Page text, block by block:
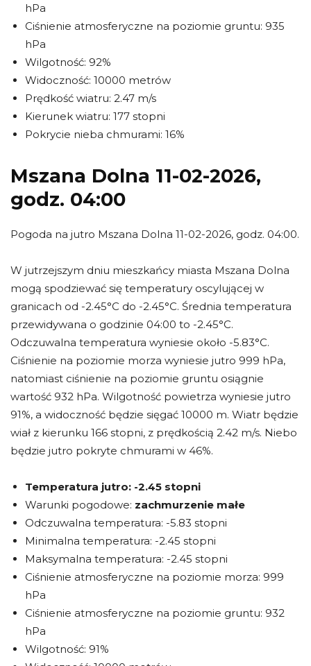
hPa
Ciśnienie atmosferyczne na poziomie gruntu: 935
hPa
Wilgotność: 92%
Widoczność: 10000 metrów
Prędkość wiatru: 2.47 m/s
Kierunek wiatru: 177 stopni
Pokrycie nieba chmurami: 16%
Mszana Dolna 11-02-2026,
godz. 04:00
Pogoda na jutro Mszana Dolna 11-02-2026, godz. 04:00.
W jutrzejszym dniu mieszkańcy miasta Mszana Dolna
mogą spodziewać się temperatury oscylującej w
granicach od -2.45°C do -2.45°C. Średnia temperatura
przewidywana o godzinie 04:00 to -2.45°C.
Odczuwalna temperatura wyniesie około -5.83°C.
Ciśnienie na poziomie morza wyniesie jutro 999 hPa,
natomiast ciśnienie na poziomie gruntu osiągnie
wartość 932 hPa. Wilgotność powietrza wyniesie jutro
91%, a widoczność będzie sięgać 10000 m. Wiatr będzie
wiał z kierunku 166 stopni, z prędkością 2.42 m/s. Niebo
będzie jutro pokryte chmurami w 46%.
Temperatura jutro: -2.45 stopni
Warunki pogodowe: zachmurzenie małe
Odczuwalna temperatura: -5.83 stopni
Minimalna temperatura: -2.45 stopni
Maksymalna temperatura: -2.45 stopni
Ciśnienie atmosferyczne na poziomie morza: 999
hPa
Ciśnienie atmosferyczne na poziomie gruntu: 932
hPa
Wilgotność: 91%